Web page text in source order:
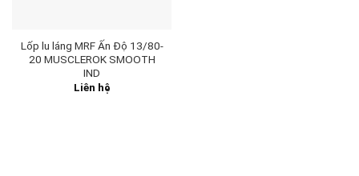
Lốp lu láng MRF Ấn Độ 13/80-
20 MUSCLEROK SMOOTH
IND
Liên hệ